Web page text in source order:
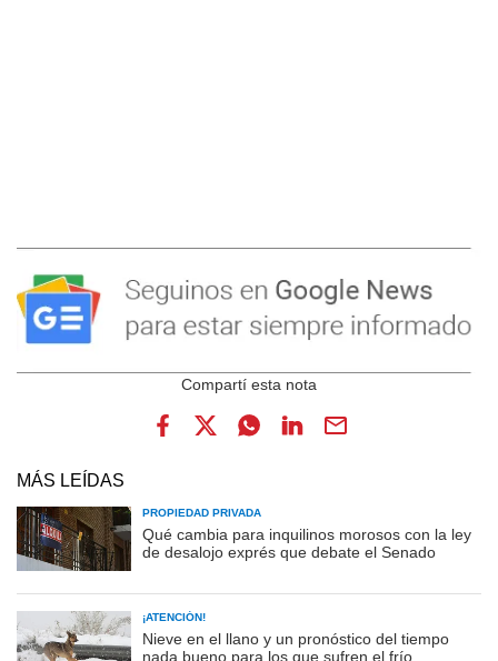
MÁS LEÍDAS
PROPIEDAD PRIVADA
Qué cambia para inquilinos morosos con la ley
de desalojo exprés que debate el Senado
¡ATENCIÓN!
Nieve en el llano y un pronóstico del tiempo
nada bueno para los que sufren el frío